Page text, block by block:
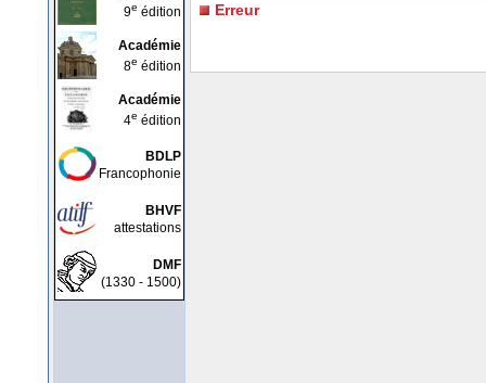
9e édition
Académie
8e édition
Académie
4e édition
BDLP
Francophonie
BHVF
attestations
DMF
(1330 - 1500)
Erreur